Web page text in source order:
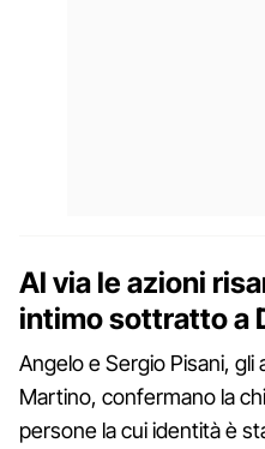
Al via le azioni
intimo sottratto a
Angelo e Sergio Pisani,
Martino, confermano la
persone la cui identità è